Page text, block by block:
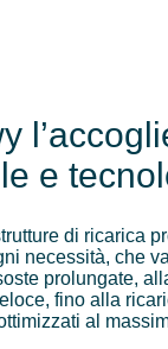
e
di ricarica
necessità, che
prolungate,
fino alla
al